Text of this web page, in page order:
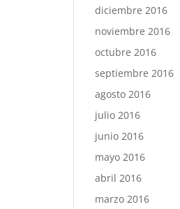
diciembre 2016
noviembre 2016
octubre 2016
septiembre 2016
agosto 2016
julio 2016
junio 2016
mayo 2016
abril 2016
marzo 2016